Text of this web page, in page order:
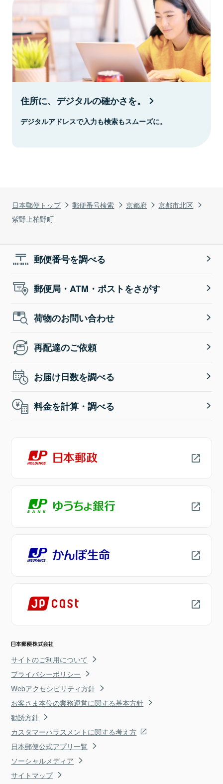
日本郵便トップ 郵便番号検索 京都府
京都市北区
紫野上柏野町
住所に、デジタルの確かさを。
デジタルアドレスで入力も検索もスムーズに。
郵便番号を調べる
郵便局・ATM・ポストをさがす
荷物のお問い合わせ
再配達のご依頼
お届け日数を調べる
料金を計算・調べる
サイトのご利用について
プライバシーポリシー
Webアクセシビリティ方針
お客さま本位の業務運営に関する基本方針
勧誘方針
カスタマーハラスメントに関する考え方
日本郵便公式アプリ一覧
ソーシャルメディア
サイトマップ